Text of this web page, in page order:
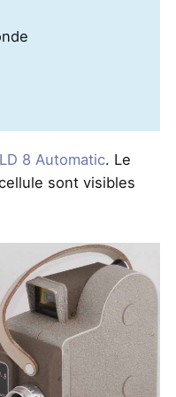
LD 8 Automatic. Le
sont visibles